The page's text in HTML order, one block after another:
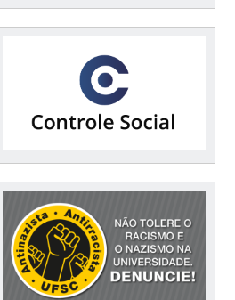
Documentação /
Financeiro / Compras